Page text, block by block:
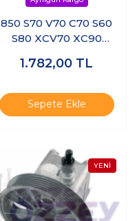
850 S70 V70 C70 S60
S80 XCV70 XC90
Burcu Sol Arka
1.782,00 TL
Sepete Ekle